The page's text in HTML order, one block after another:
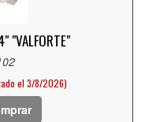
"VALFORTE"
el 3/8/2026)